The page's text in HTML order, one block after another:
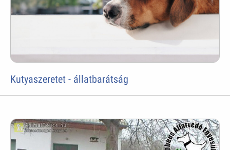
Kutyaszeretet - állatbarátság